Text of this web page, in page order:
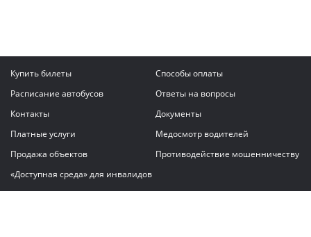
Купить билеты
Способы оплаты
Расписание автобусов
Ответы на вопросы
Контакты
Документы
Платные услуги
Медосмотр водителей
Продажа объектов
Противодействие мошенничеству
«Доступная среда» для инвалидов